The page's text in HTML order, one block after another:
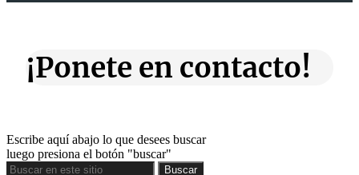
¡Ponete en contacto!
Escribe aquí abajo lo que desees buscar
luego presiona el botón "buscar"
Buscar
Buscar